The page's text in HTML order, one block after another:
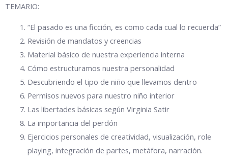
TEMARIO:
“El pasado es una ficción, es como cada cual lo recuerda”
Revisión de mandatos y creencias
Material básico de nuestra experiencia interna
Cómo estructuramos nuestra personalidad
Descubriendo el tipo de niño que llevamos dentro
Permisos nuevos para nuestro niño interior
Las libertades básicas según Virginia Satir
La importancia del perdón
Ejercicios personales de creatividad, visualización, role
playing, integración de partes, metáfora, narración.